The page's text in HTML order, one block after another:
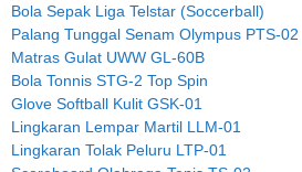
Bola Sepak Liga Telstar (Soccerball)
Palang Tunggal Senam Olympus PTS-02
Matras Gulat UWW GL-60B
Bola Tonnis STG-2 Top Spin
Glove Softball Kulit GSK-01
Lingkaran Lempar Martil LLM-01
Lingkaran Tolak Peluru LTP-01